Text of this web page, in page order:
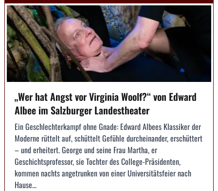
„Wer hat Angst vor Virginia Woolf?“ von Edward
Albee im Salzburger Landestheater
Ein Geschlechterkampf ohne Gnade: Edward Albees Klassiker der
Moderne rüttelt auf, schüttelt Gefühle durcheinander, erschüttert
– und erheitert. George und seine Frau Martha, er
Geschichtsprofessor, sie Tochter des College-Präsidenten,
kommen nachts angetrunken von einer Universitätsfeier nach
Hause...